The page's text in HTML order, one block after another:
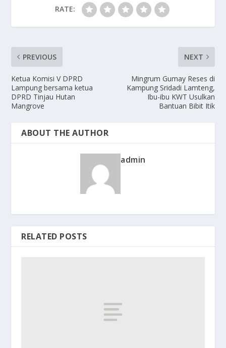
RATE:
PREVIOUS
Ketua Komisi V DPRD
Lampung bersama ketua
DPRD Tinjau Hutan
Mangrove
NEXT
Mingrum Gumay Reses di
Kampung Sridadi Lamteng,
Ibu-ibu KWT Usulkan
Bantuan Bibit Itik
ABOUT THE AUTHOR
admin
RELATED POSTS